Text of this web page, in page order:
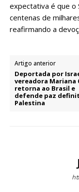
expectativa é que o
centenas de
reafirmando a
Artigo anterior
Deportada por
vereadora Mariana
retorna ao Brasil e
defende paz
Palestina